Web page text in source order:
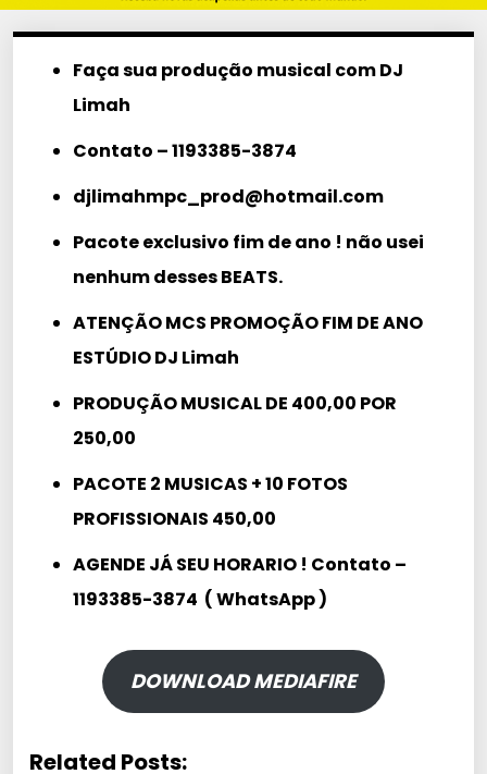
Faça sua produção musical com DJ
Limah
Contato – 1193385-3874
djlimahmpc_prod@hotmail.com
Pacote exclusivo fim de ano ! não usei
nenhum desses BEATS.
ATENÇÃO MCS PROMOÇÃO FIM DE ANO
ESTÚDIO DJ Limah
PRODUÇÃO MUSICAL DE 400,00 POR
250,00
PACOTE 2 MUSICAS + 10 FOTOS
PROFISSIONAIS 450,00
AGENDE JÁ SEU HORARIO ! Contato –
1193385-3874 ( WhatsApp )
DOWNLOAD MEDIAFIRE
Related Posts: